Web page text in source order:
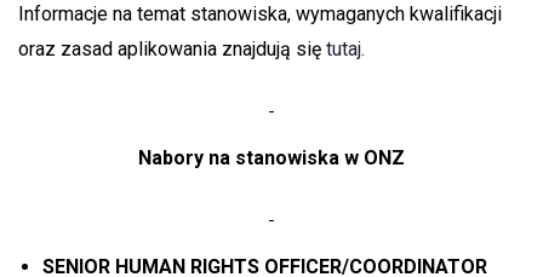
Informacje na temat stanowiska, wymaganych kwalifikacji
oraz zasad aplikowania znajdują się tutaj.
Nabory na stanowiska w ONZ
SENIOR HUMAN RIGHTS OFFICER/COORDINATOR